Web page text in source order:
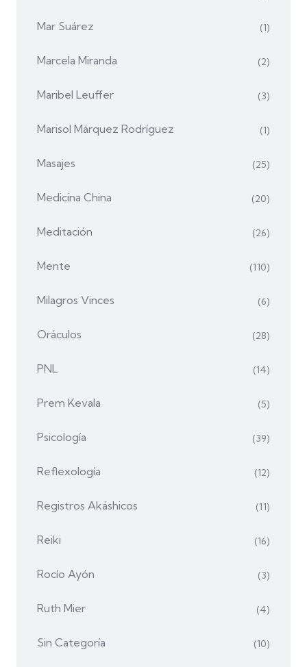
Mar Suárez (1)
Marcela Miranda (2)
Maribel Leuffer (3)
Marisol Márquez Rodríguez (1)
Masajes (25)
Medicina China (20)
Meditación (26)
Mente (110)
Milagros Vinces (6)
Oráculos (28)
PNL (14)
Prem Kevala (5)
Psicología (39)
Reflexología (12)
Registros Akáshicos (11)
Reiki (16)
Rocío Ayón (3)
Ruth Mier (4)
Sin Categoría (10)